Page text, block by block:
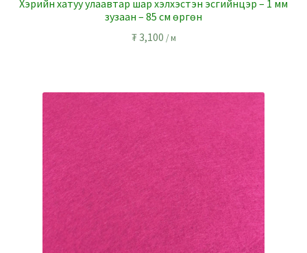
Хэрийн хатуу улаавтар шар хэлхэстэн эсгийнцэр – 1 мм
зузаан – 85 см өргөн
₮3,100 / м